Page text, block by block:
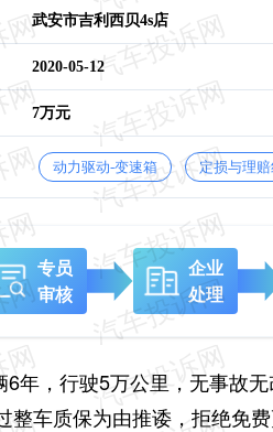
武安市吉利西贝4s店
2020-05-12
7万元
动力驱动-变速箱 定损与理
专员
审核
企业
处理
6年，行驶5万公里，无事故
整车质保为由推诿，拒绝免